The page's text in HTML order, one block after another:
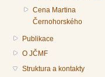
Cena Martina
Černohorského
Publikace
O JČMF
Struktura a kontakty